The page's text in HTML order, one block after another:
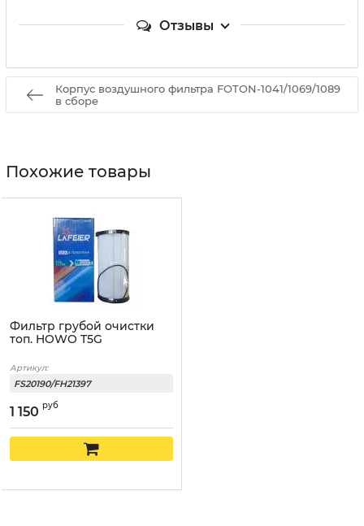
Отзывы
Корпус воздушного фильтра FOTON-1041/1069/1089
в сборе
Похожие товары
Фильтр грубой очистки
топ. HOWO T5G
Артикул:
FS20190/FH21397
1 150 руб